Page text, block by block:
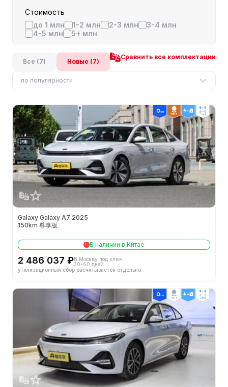
Стоимость
до 1 млн
1-2 млн 2-3 млн
3-4 млн
4-5 млн
5+ млн
Все (7) Новые (7)
Сравнить все комплектации
по популярности
ТОП 3 2wd
Galaxy Galaxy A7 2025
150km 尊享版
В наличии в Китае
2 486 037 ₽В Москву под ключ
30-60 дней
утилизационный сбор расчитывается отдельно
ТОП 5 2wd